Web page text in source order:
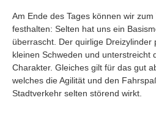
Am Ende des Tages können wir
festhalten: Selten hat uns ein
überrascht. Der quirlige Dreizylinder
kleinen Schweden und unterstreicht
Charakter. Gleiches gilt für das gut
welches die Agilität und den
Stadtverkehr selten störend wirkt.